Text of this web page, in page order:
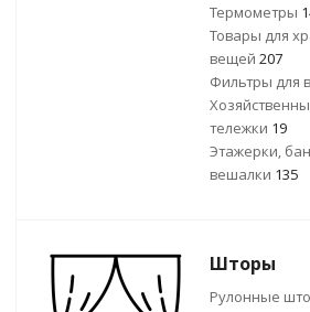
Термометры
Товары для
вещей 207
Фильтры для
тележки 19
Этажерки,
вешалки 135
Шторы
Рулонные